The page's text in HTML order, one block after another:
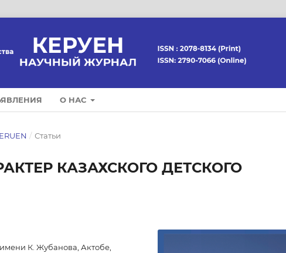
О НАС
/ Статьи
КАЗАХСКОГО ДЕТСКОГО
К. Жубанова, Актобе,